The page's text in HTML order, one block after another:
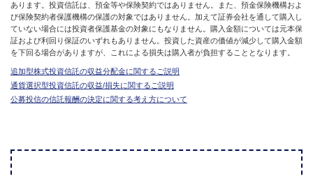
あります。投資信託は、預金等や保険契約ではありません。また、預金保険機構およ
び保険契約者保護機構の保護の対象ではありません。加えて証券会社を通して購入し
ていない場合には投資者保護基金の対象にもなりません。購入金額については元本保
証および利回り保証のいずれもありません。投資した資産の価値が減少して購入金額
を下回る場合がありますが、これによる損失は購入者が負担することとなります。
追加型株式投資信託の収益分配金に関するご説明
通貨選択型投資信託の収益/損失に関するご説明
公募投信の信託報酬の決定に関する考え方について